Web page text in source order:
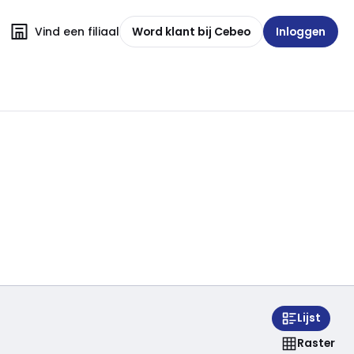
Vind een filiaal Word klant bij Cebeo Inloggen
Lijst
Raster